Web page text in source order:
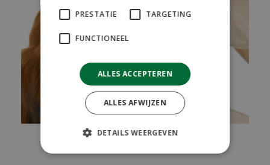
PRESTATIE TARGETING
FUNCTIONEEL
ALLES ACCEPTEREN
ALLES AFWIJZEN
DETAILS WEERGEVEN